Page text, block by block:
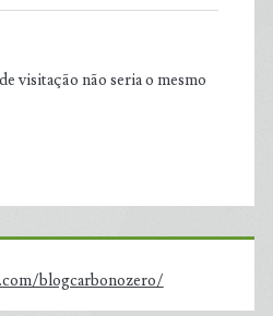
visitação não seria o mesmo
blogcarbonozero/